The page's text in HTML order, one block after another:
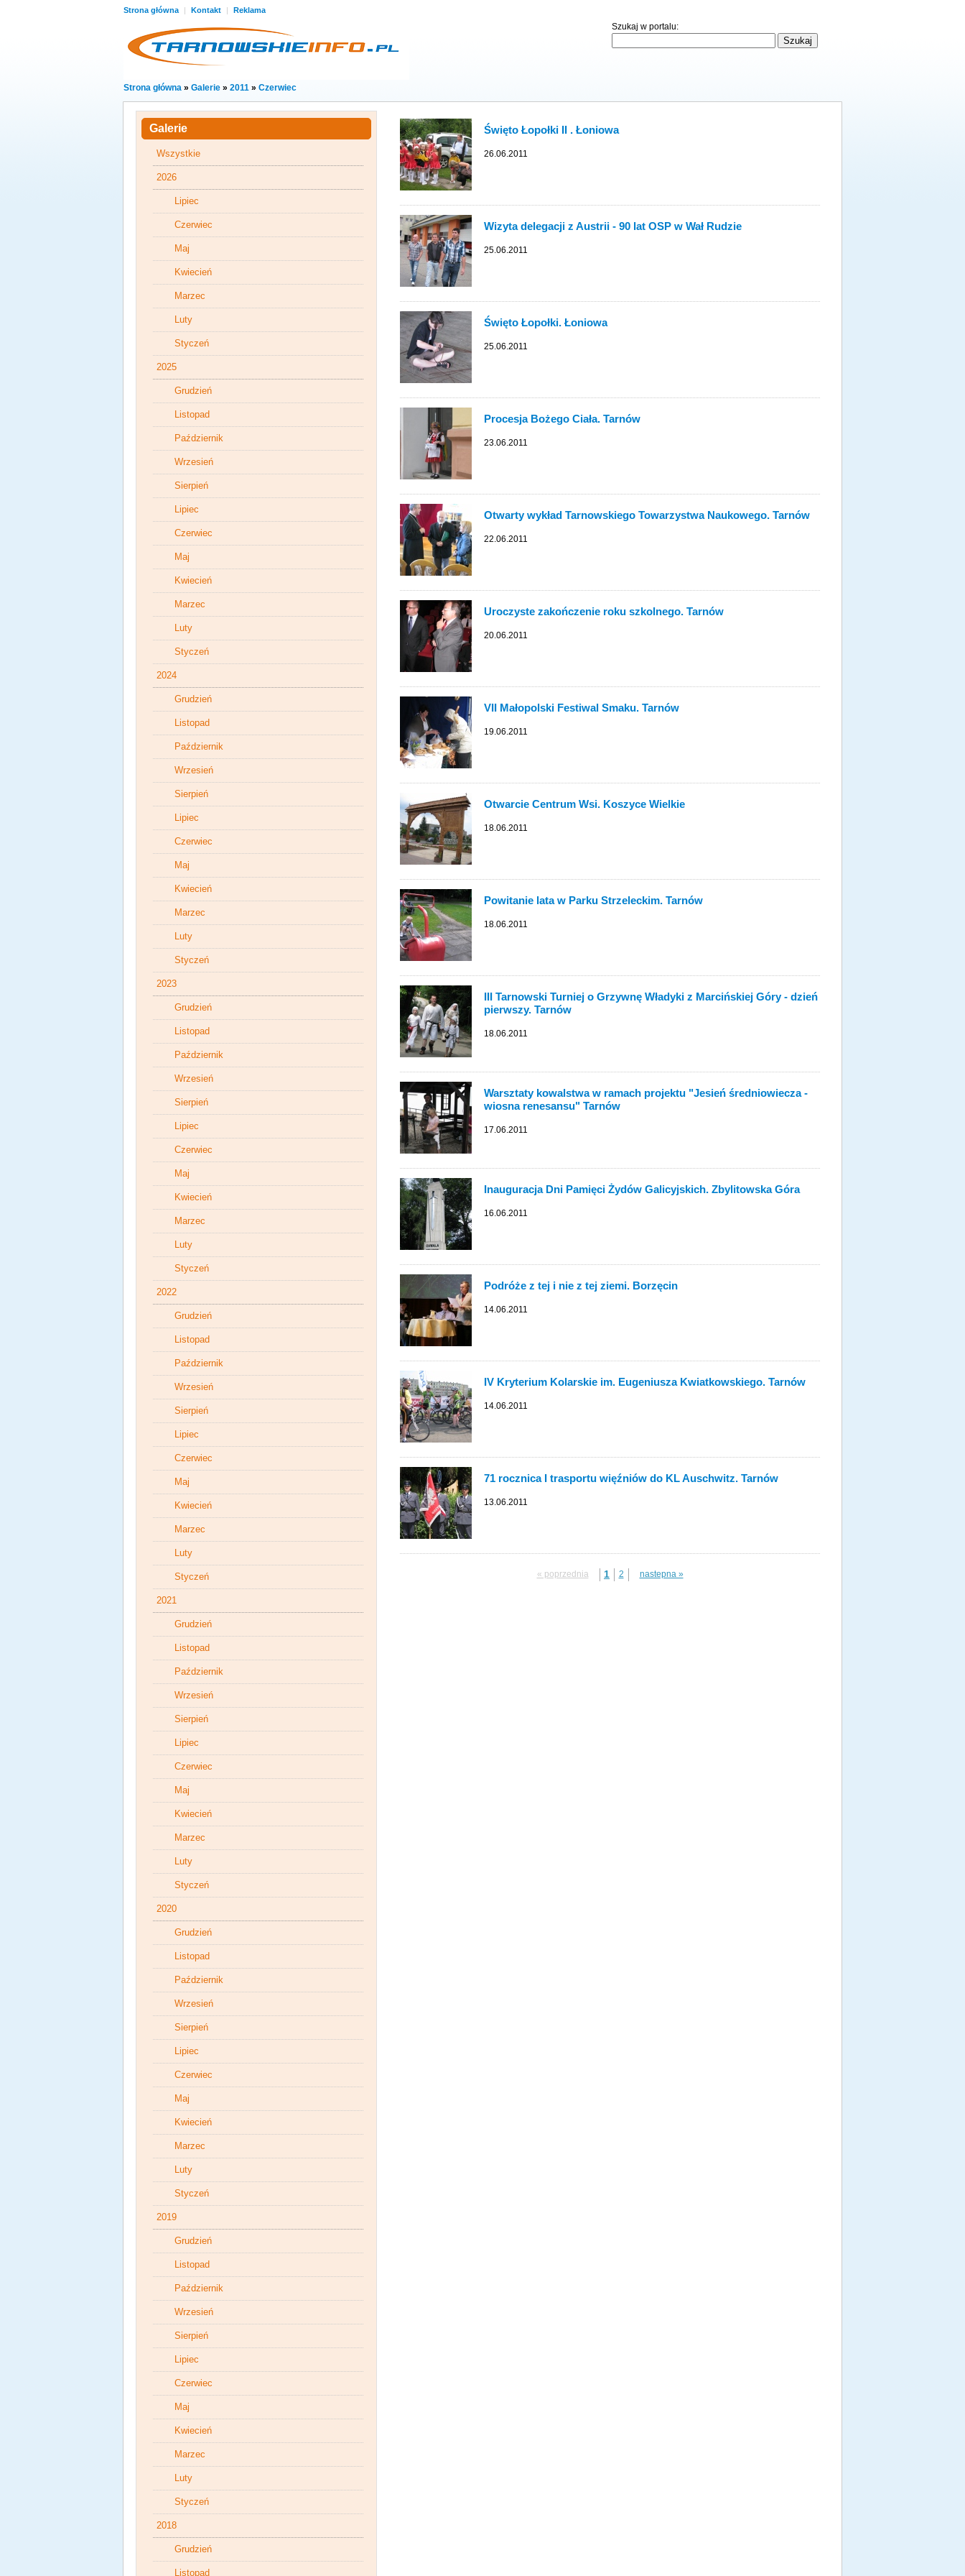
Strona główna | Kontakt | Reklama
Szukaj w portalu:
Strona główna » Galerie » 2011 » Czerwiec
Święto Łopołki II . Łoniowa
26.06.2011
Wizyta delegacji z Austrii - 90 lat OSP w Wał Rudzie
25.06.2011
Święto Łopołki. Łoniowa
25.06.2011
Procesja Bożego Ciała. Tarnów
23.06.2011
Otwarty wykład Tarnowskiego Towarzystwa Naukowego. Tarnów
22.06.2011
Uroczyste zakończenie roku szkolnego. Tarnów
20.06.2011
VII Małopolski Festiwal Smaku. Tarnów
19.06.2011
Otwarcie Centrum Wsi. Koszyce Wielkie
18.06.2011
Powitanie lata w Parku Strzeleckim. Tarnów
18.06.2011
III Tarnowski Turniej o Grzywnę Władyki z Marcińskiej Góry - dzień
pierwszy. Tarnów
18.06.2011
Warsztaty kowalstwa w ramach projektu "Jesień średniowiecza -
wiosna renesansu" Tarnów
17.06.2011
Inauguracja Dni Pamięci Żydów Galicyjskich. Zbylitowska Góra
16.06.2011
Podróże z tej i nie z tej ziemi. Borzęcin
14.06.2011
IV Kryterium Kolarskie im. Eugeniusza Kwiatkowskiego. Tarnów
14.06.2011
71 rocznica I trasportu więźniów do KL Auschwitz. Tarnów
13.06.2011
« poprzednia 1 2 nastepna »
Galerie
Wszystkie
2026
Lipiec
Czerwiec
Maj
Kwiecień
Marzec
Luty
Styczeń
2025
Grudzień
Listopad
Październik
Wrzesień
Sierpień
Lipiec
Czerwiec
Maj
Kwiecień
Marzec
Luty
Styczeń
2024
Grudzień
Listopad
Październik
Wrzesień
Sierpień
Lipiec
Czerwiec
Maj
Kwiecień
Marzec
Luty
Styczeń
2023
Grudzień
Listopad
Październik
Wrzesień
Sierpień
Lipiec
Czerwiec
Maj
Kwiecień
Marzec
Luty
Styczeń
2022
Grudzień
Listopad
Październik
Wrzesień
Sierpień
Lipiec
Czerwiec
Maj
Kwiecień
Marzec
Luty
Styczeń
2021
Grudzień
Listopad
Październik
Wrzesień
Sierpień
Lipiec
Czerwiec
Maj
Kwiecień
Marzec
Luty
Styczeń
2020
Grudzień
Listopad
Październik
Wrzesień
Sierpień
Lipiec
Czerwiec
Maj
Kwiecień
Marzec
Luty
Styczeń
2019
Grudzień
Listopad
Październik
Wrzesień
Sierpień
Lipiec
Czerwiec
Maj
Kwiecień
Marzec
Luty
Styczeń
2018
Grudzień
Listopad